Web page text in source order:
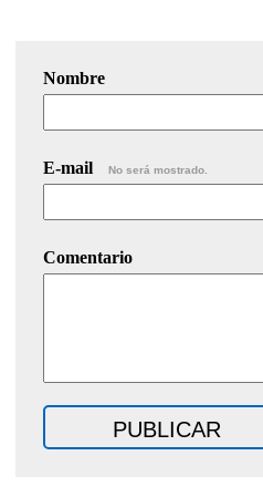
Nombre
E-mail No será mostrado.
Comentario